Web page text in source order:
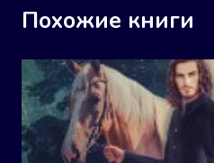
Похожие книги